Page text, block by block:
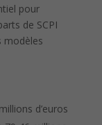
pour
de SCPI
modèles
d’euros